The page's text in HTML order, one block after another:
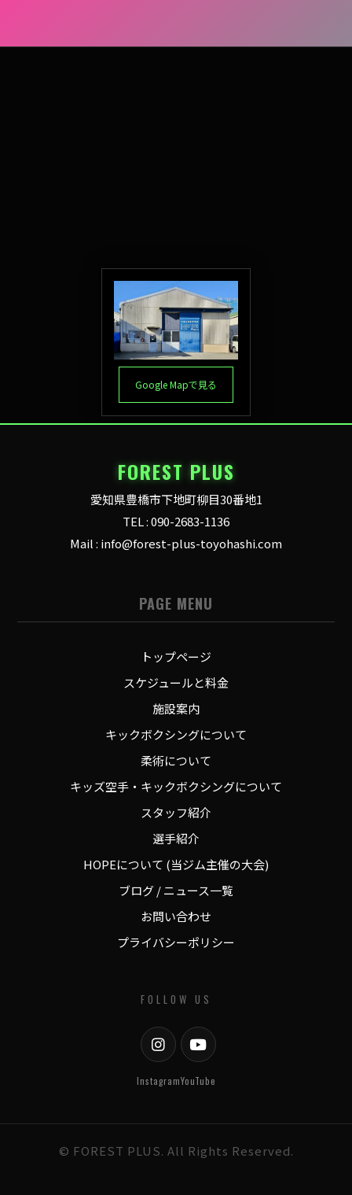
Google Mapで見る
FOREST PLUS
愛知県豊橋市下地町柳目30番地1
TEL : 090-2683-1136
Mail : info@forest-plus-toyohashi.com
PAGE MENU
トップページ
スケジュールと料金
施設案内
キックボクシングについて
柔術について
キッズ空手・キックボクシングについて
スタッフ紹介
選手紹介
HOPEについて (当ジム主催の大会)
ブログ / ニュース一覧
お問い合わせ
プライバシーポリシー
FOLLOW US
InstagramYouTube
© FOREST PLUS. All Rights Reserved.